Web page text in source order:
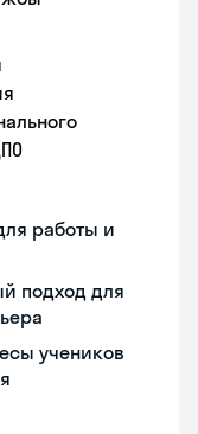
работы и
подход для
учеников